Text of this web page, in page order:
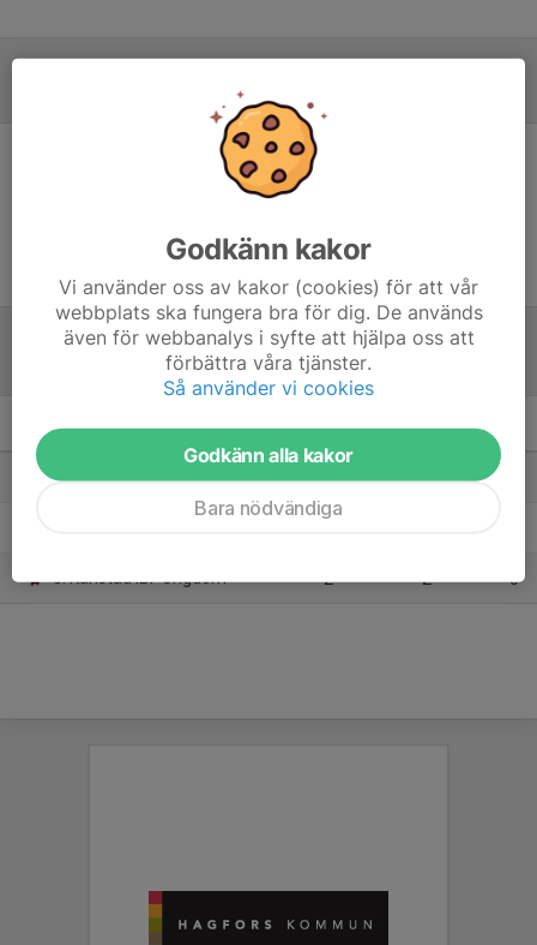
Inget referat skrivet
DM Herrjunior 18 Grupp A M +/-
1. GS 86 AIF 2 1
3. Karlstad IBF Ungdom 2 -2 0
Godkänn kakor
Vi använder oss av kakor (cookies) för att vår
webbplats ska fungera bra för dig. De används
även för webbanalys i syfte att hjälpa oss att
förbättra våra tjänster.
Så använder vi cookies
Godkänn alla kakor
Bara nödvändiga